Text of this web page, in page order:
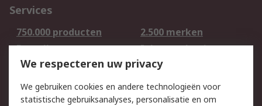
Services
750.000 producten
2.500 merken
Bestellen
Inkoopoplossingen
Retouren
Technisch advies
Track & Trace
We respecteren uw privacy
We gebruiken cookies en andere technologieën voor
statistische gebruiksanalyses, personalisatie en om